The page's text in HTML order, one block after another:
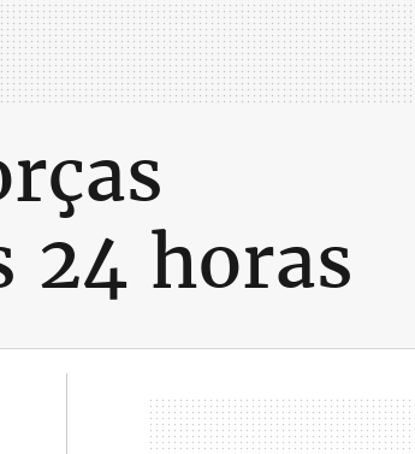
24 horas